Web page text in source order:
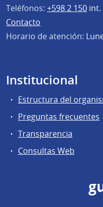
Teléfonos: +598 2 150 int.
Contacto
Horario de atención:
Institucional
Estructura del
Preguntas frecuentes
Transparencia
Consultas Web